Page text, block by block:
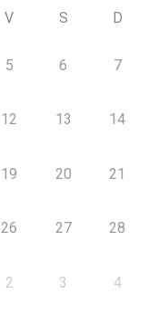
V S D
5 6 7
12 13 14
19 20 21
26 27 28
2 3 4